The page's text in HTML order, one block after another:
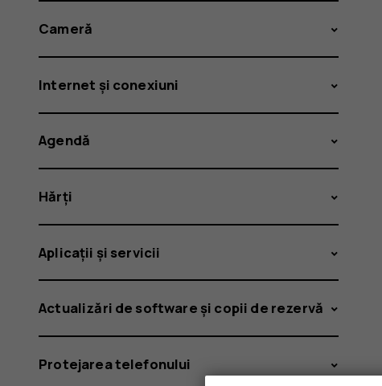
Cameră
Internet și conexiuni
Agendă
Hărți
Aplicații și servicii
Actualizări de software și copii de rezervă
Protejarea telefonului